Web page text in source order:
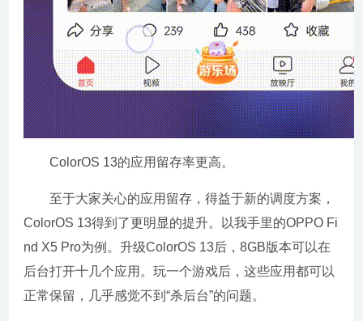
ColorOS 13的应用留存率更高。
至于大家关心的应用留存，得益于新的调度方案，
ColorOS 13得到了更明显的提升。以我手里的OPPO Fi
nd X5 Pro为例。升级ColorOS 13后，8GB版本可以在
后台打开十几个应用。玩一个游戏后，这些应用都可以
正常保留，几乎感觉不到“杀后台”的问题。